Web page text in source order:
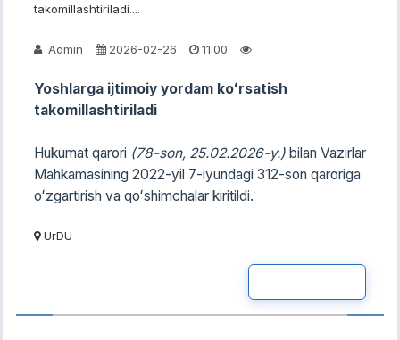
takomillashtiriladi....
Admin 2026-02-26 11:00
Yoshlarga ijtimoiy yordam koʻrsatish
takomillashtiriladi
Hukumat qarori (78-son, 25.02.2026-y.) bilan Vazirlar
Mahkamasining 2022-yil 7-iyundagi 312-son qaroriga
oʻzgartirish va qoʻshimchalar kiritildi.
UrDU